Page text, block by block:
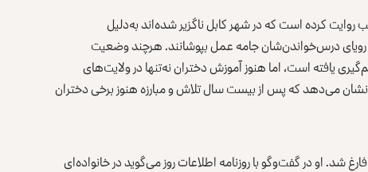
روایت کرده است که در شهر کابل ناگزیر شده‌اند به‌دلیل
درس‌خواندن‌شان جامه عمل بپوشانند. هرچند وضعیت
یافته است، اما هنوز آموزش دختران نه‌تنها در ولایت‌های
می‌دهد که پس از بیست سال تلاش و مبارزه هنوز برخی دختران
مقدسه سه سال پیش در کابل و به‌صورت پنهانی از صنف ۱۲ فارغ شد. او در گفت‌وگو با روزنامه اطلاعات روز می‌گوید در خانواده‌ای